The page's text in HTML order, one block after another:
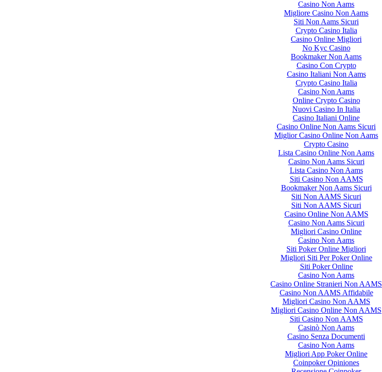
Casino Non Aams
Migliore Casino Non Aams
Siti Non Aams Sicuri
Crypto Casino Italia
Casino Online Migliori
No Kyc Casino
Bookmaker Non Aams
Casino Con Crypto
Casino Italiani Non Aams
Crypto Casino Italia
Casino Non Aams
Online Crypto Casino
Nuovi Casino In Italia
Casino Italiani Online
Casino Online Non Aams Sicuri
Miglior Casino Online Non Aams
Crypto Casino
Lista Casino Online Non Aams
Casino Non Aams Sicuri
Lista Casino Non Aams
Siti Casino Non AAMS
Bookmaker Non Aams Sicuri
Siti Non AAMS Sicuri
Siti Non AAMS Sicuri
Casino Online Non AAMS
Casino Non Aams Sicuri
Migliori Casino Online
Casino Non Aams
Siti Poker Online Migliori
Migliori Siti Per Poker Online
Siti Poker Online
Casino Non Aams
Casino Online Stranieri Non AAMS
Casino Non AAMS Affidabile
Migliori Casino Non AAMS
Migliori Casino Online Non AAMS
Siti Casino Non AAMS
Casinò Non Aams
Casino Senza Documenti
Casino Non Aams
Migliori App Poker Online
Coinpoker Opiniones